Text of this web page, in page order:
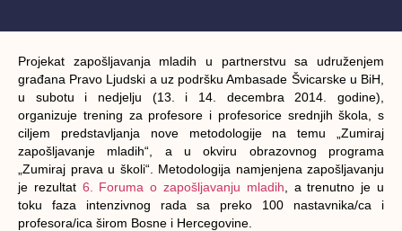
Projekat zapošljavanja mladih u partnerstvu sa udruženjem
građana Pravo Ljudski a uz podršku Ambasade Švicarske u BiH,
u subotu i nedjelju (13. i 14. decembra 2014. godine),
organizuje trening za profesore i profesorice srednjih škola, s
ciljem predstavljanja nove metodologije na temu „Zumiraj
zapošljavanje mladih“, a u okviru obrazovnog programa
„Zumiraj prava u školi“. Metodologija namjenjena zapošljavanju
je rezultat 6. Foruma o zapošljavanju mladih , a trenutno je u
toku faza intenzivnog rada sa preko 100 nastavnika/ca i
profesora/ica širom Bosne i Hercegovine.